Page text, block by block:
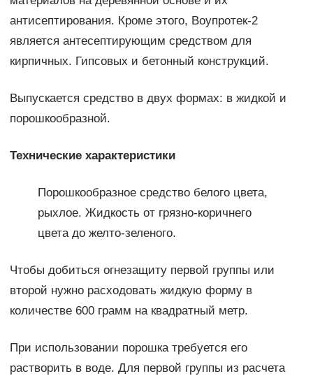
антисептирования. Кроме этого, Воупротек-2
является антесептирующим средством для
кирпичных. Гипсовых и бетонный конструкций.
Выпускается средство в двух формах: в жидкой и
порошкообразной.
Технические характеристики
Порошкообразное средство белого цвета,
рыхлое. Жидкость от грязно-коричнего
цвета до желто-зеленого.
Чтобы добиться огнезащиту первой группы или
второй нужно расходовать жидкую форму в
количестве 600 грамм на квадратный метр.
При использовании порошка требуется его
растворить в воде. Для первой группы из расчета